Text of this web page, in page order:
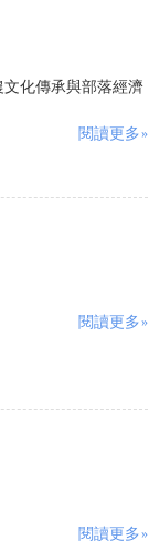
化傳承與部落經濟
閱讀更多»
閱讀更多»
閱讀更多»